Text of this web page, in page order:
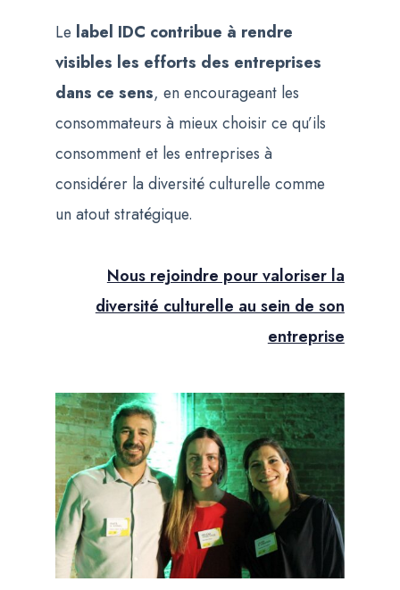
Le label IDC contribue à rendre
visibles les efforts des entreprises
dans ce sens, en encourageant les
consommateurs à mieux choisir ce qu’ils
consomment et les entreprises à
considérer la diversité culturelle comme
un atout stratégique.
Nous rejoindre pour valoriser la
diversité culturelle au sein de son
entreprise